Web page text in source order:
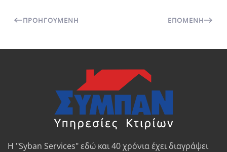
ΠΡΟΗΓΟΎΜΕΝΗ ΕΠΌΜΕΝΗ
Η "Syban Services" εδώ και 40 χρόνια έχει διαγράψει